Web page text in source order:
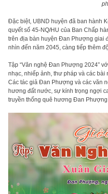
Đặc biệt, UBND huyện đã ban hành
quyết số 45-NQ/HU của Ban Chấp
trên địa bàn huyện Đan Phượng giai
nhìn đến năm 2045, càng tiếp thêm
Tập “Văn nghệ Đan Phượng 2024”
nhạc, nhiếp ảnh, thư pháp và các
Các tác giả Đan Phượng và các văn
hương đất nước, sự kính trọng ngợi
truyền thống quê hương Đan